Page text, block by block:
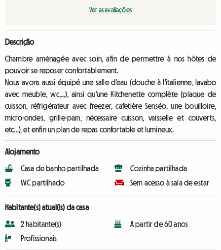
Ver as avaliações
Descrição
Chambre aménagée avec soin, afin de permettre à nos hôtes de
pouvoir se reposer confortablement.
Nous avons aussi équipé une salle d'eau (douche à l'italienne, lavabo
avec meuble, wc,...), ainsi qu'une Kitchenette complète (plaque de
cuisson, réfrigérateur avec freezer, cafetière Senséo, une bouilloire,
micro-ondes, grille-pain, nécessaire cuisson, vaisselle et couverts,
etc...), et enfin un plan de repas confortable et lumineux.
Alojamento
Casa de banho partilhada
WC partilhado
Cozinha partilhada
Sem acesso à sala de estar
Habitante(s) atual(is) da casa
2 habitante(s)
Profissionais
A partir de 60 anos